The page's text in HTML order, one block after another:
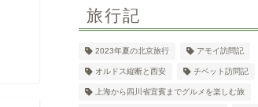
旅行記
2023年夏の北京旅行 アモイ訪問記
オルドス縦断と西安 チベット訪問記
上海から四川省宜賓までグルメを楽しむ旅